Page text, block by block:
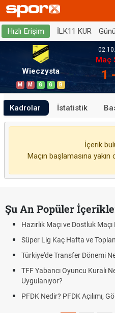
Hızlı Erişim İLK11 KUR
Wieczysta
M M G G B
Maç
1
Kadrolar İstatistik
İçerik
Maçın başlamasına yakın
Şu An Popüler
Hazırlık Maçı ve Dostluk
Süper Lig Kaç Hafta ve
Türkiye'de Transfer Dönemi
TFF Yabancı Oyuncu Kuralı
Uygulanıyor?
PFDK Nedir? PFDK Açılımı,